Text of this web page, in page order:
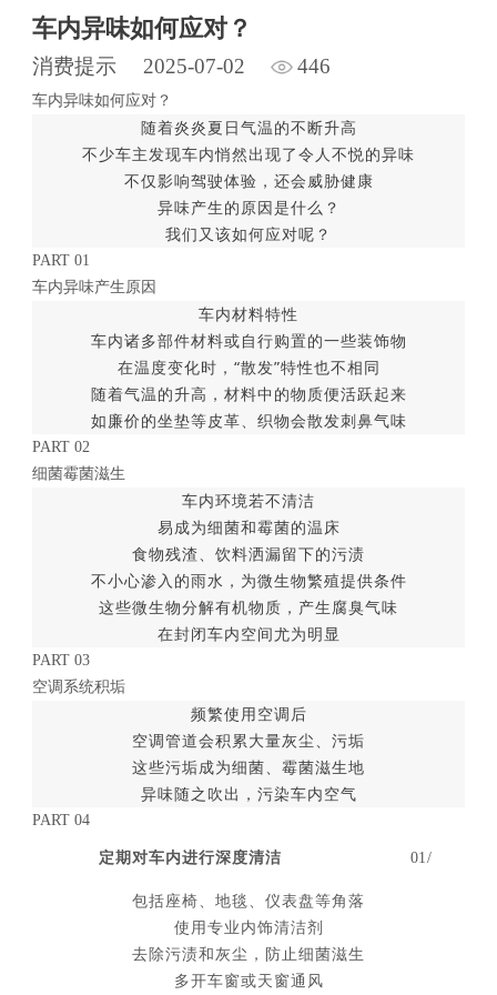
车内异味如何应对？
消费提示 2025-07-02 446
车内异味如何应对？
随着炎炎夏日气温的不断升高
不少车主发现车内悄然出现了令人不悦的异味
不仅影响驾驶体验，还会威胁健康
异味产生的原因是什么？
我们又该如何应对呢？
PART 01
车内异味产生原因
车内材料特性
车内诸多部件材料或自行购置的一些装饰物
在温度变化时，“散发”特性也不相同
随着气温的升高，材料中的物质便活跃起来
如廉价的坐垫等皮革、织物会散发刺鼻气味
PART 02
细菌霉菌滋生
车内环境若不清洁
易成为细菌和霉菌的温床
食物残渣、饮料洒漏留下的污渍
不小心渗入的雨水，为微生物繁殖提供条件
这些微生物分解有机物质，产生腐臭气味
在封闭车内空间尤为明显
PART 03
空调系统积垢
频繁使用空调后
空调管道会积累大量灰尘、污垢
这些污垢成为细菌、霉菌滋生地
异味随之吹出，污染车内空气
PART 04
定期对车内进行深度清洁 01/
包括座椅、地毯、仪表盘等角落
使用专业内饰清洁剂
去除污渍和灰尘，防止细菌滋生
多开车窗或天窗通风